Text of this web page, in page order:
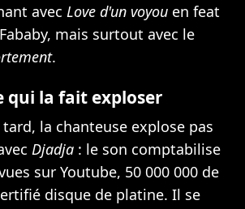
avec Love d'un voyou en feat
mais surtout avec le
.
qui la fait exploser
la chanteuse explose pas
Djadja : le son comptabilise
sur Youtube, 50 000 000 de
disque de platine. Il se